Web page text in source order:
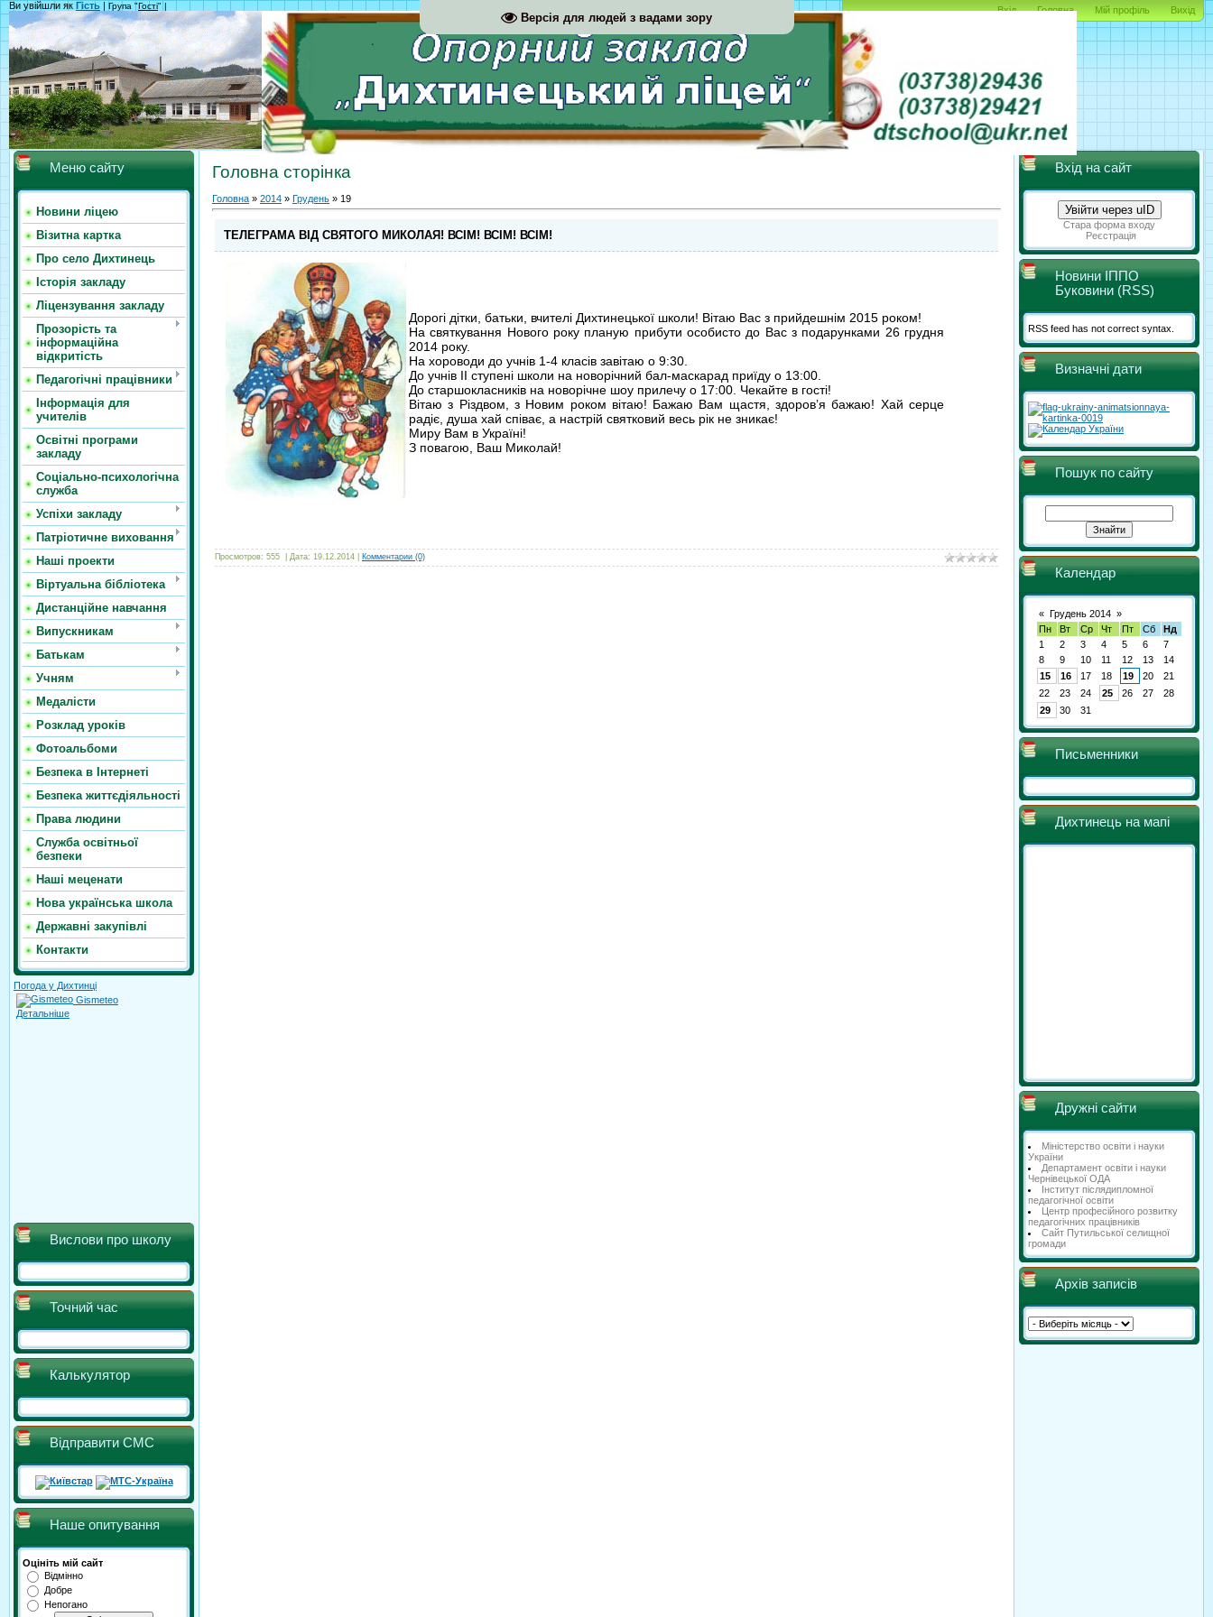
Версія для людей з вадами зору
Вхід Головна Мій профіль Вихід
Ви увійшли як Гість | Група "Гості" |
Меню сайту
Новини ліцею
Візитна картка
Про село Дихтинець
Історія закладу
Ліцензування закладу
Прозорість та
інформаційна
відкритість
Педагогічні працівники
Інформація для
учителів
Освітні програми
закладу
Соціально-психологічна
служба
Успіхи закладу
Патріотичне виховання
Наші проекти
Віртуальна бібліотека
Дистанційне навчання
Випускникам
Батькам
Учням
Медалісти
Розклад уроків
Фотоальбоми
Безпека в Інтернеті
Безпека життєдіяльності
Права людини
Служба освітньої
безпеки
Наші меценати
Нова українська школа
Державні закупівлі
Контакти
Погода у Дихтинці
Gismeteo
Детальніше
Вислови про школу
Точний час
Калькулятор
Відправити СМС
Наше опитування
Оцініть мій сайт
Відмінно
Добре
Непогано
Головна сторінка
Головна » 2014 » Грудень » 19
ТЕЛЕГРАМА ВІД СВЯТОГО МИКОЛАЯ! ВСІМ! ВСІМ! ВСІМ!
Дорогі дітки, батьки, вчителі Дихтинецької школи! Вітаю Вас з прийдешнім 2015 роком!
На святкування Нового року планую прибути особисто до Вас з подарунками 26 грудня
2014 року.
На хороводи до учнів 1-4 класів завітаю о 9:30.
До учнів ІІ ступені школи на новорічний бал-маскарад приїду о 13:00.
До старшокласників на новорічне шоу прилечу о 17:00. Чекайте в гості!
Вітаю з Різдвом, з Новим роком вітаю! Бажаю Вам щастя, здоров’я бажаю! Хай серце
радіє, душа хай співає, а настрій святковий весь рік не зникає!
Миру Вам в Україні!
З повагою, Ваш Миколай!
Просмотров: 555 Дата: 19.12.2014 Комментарии (0)
Вхід на сайт
Увійти через uID
Стара форма входу
Реєстрація
Новини ІППО
Буковини (RSS)
RSS feed has not correct syntax.
Визначні дати
Пошук по сайту
Календар
« Грудень 2014 »
Пн
Вт Ср Чт Пт Сб
Нд
1
2 3 4 5 6
7
8
9 10 11 12 13
14
15
16 17 18 19 20
21
22
23 24 25 26 27
28
29
30 31
Письменники
Дихтинець на мапі
Дружні сайти
Міністерство освіти і науки
України
Департамент освіти і науки
Чернівецької ОДА
Інститут післядипломної
педагогічної освіти
Центр професійного розвитку
педагогічних працівників
Сайт Путильської селищної
громади
Архів записів